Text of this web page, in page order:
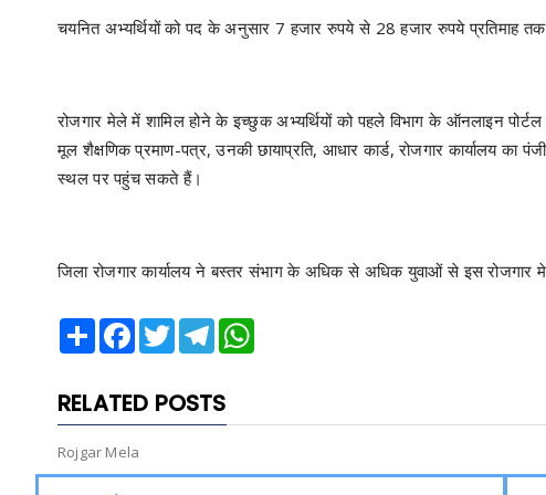
चयनित अभ्यर्थियों को पद के अनुसार 7 हजार रुपये से 28 हजार रुपये प्रतिमाह तक
रोजगार मेले में शामिल होने के इच्छुक अभ्यर्थियों को पहले विभाग के ऑनलाइन
मूल शैक्षणिक प्रमाण-पत्र, उनकी छायाप्रति, आधार कार्ड, रोजगार कार्यालय का
स्थल पर पहुंच सकते हैं।
जिला रोजगार कार्यालय ने बस्तर संभाग के अधिक से अधिक युवाओं से इस रोजगार
Share Facebook
TwitterTelegram
RELATED POSTS
Rojgar Mela